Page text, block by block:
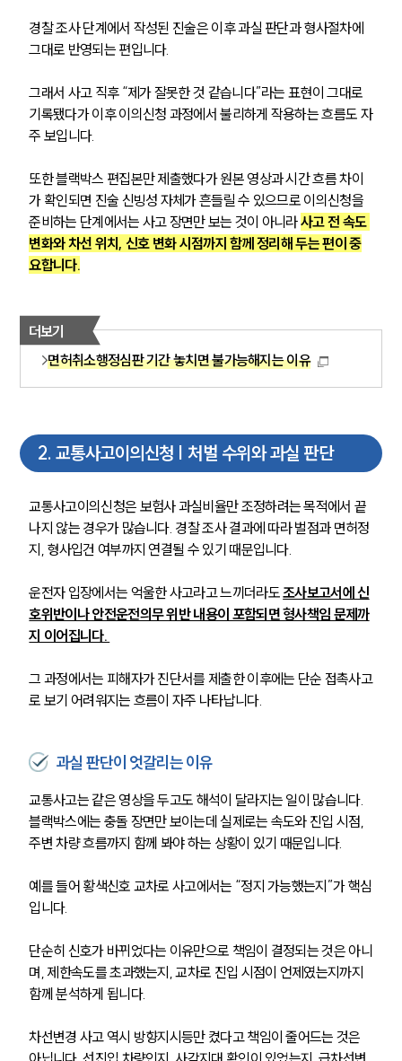
경찰 조사 단계에서 작성된 진술은 이후 과실 판단과 형사절차에
그대로 반영되는 편입니다.
그래서 사고 직후 “제가 잘못한 것 같습니다”라는 표현이 그대로
기록됐다가 이후 이의신청 과정에서 불리하게 작용하는 흐름도 자
주 보입니다.
또한 블랙박스 편집본만 제출했다가 원본 영상과 시간 흐름 차이
가 확인되면 진술 신빙성 자체가 흔들릴 수 있으므로 이의신청을
준비하는 단계에서는 사고 장면만 보는 것이 아니라 사고 전 속도
변화와 차선 위치, 신호 변화 시점까지 함께 정리해 두는 편이 중
요합니다.
더보기
면허취소행정심판 기간 놓치면 불가능해지는 이유
2. 교통사고이의신청 | 처벌 수위와 과실 판단
교통사고이의신청은 보험사 과실비율만 조정하려는 목적에서 끝
나지 않는 경우가 많습니다. 경찰 조사 결과에 따라 벌점과 면허정
지, 형사입건 여부까지 연결될 수 있기 때문입니다.
운전자 입장에서는 억울한 사고라고 느끼더라도 조사보고서에 신
호위반이나 안전운전의무 위반 내용이 포함되면 형사책임 문제까
지 이어집니다.
그 과정에서는 피해자가 진단서를 제출한 이후에는 단순 접촉사고
로 보기 어려워지는 흐름이 자주 나타납니다.
과실 판단이 엇갈리는 이유
교통사고는 같은 영상을 두고도 해석이 달라지는 일이 많습니다.
블랙박스에는 충돌 장면만 보이는데 실제로는 속도와 진입 시점,
주변 차량 흐름까지 함께 봐야 하는 상황이 있기 때문입니다.
예를 들어 황색신호 교차로 사고에서는 “정지 가능했는지”가 핵심
입니다.
단순히 신호가 바뀌었다는 이유만으로 책임이 결정되는 것은 아니
며, 제한속도를 초과했는지, 교차로 진입 시점이 언제였는지까지
함께 분석하게 됩니다.
차선변경 사고 역시 방향지시등만 켰다고 책임이 줄어드는 것은